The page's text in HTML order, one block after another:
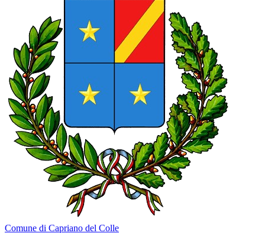
Comune di Capriano del Colle